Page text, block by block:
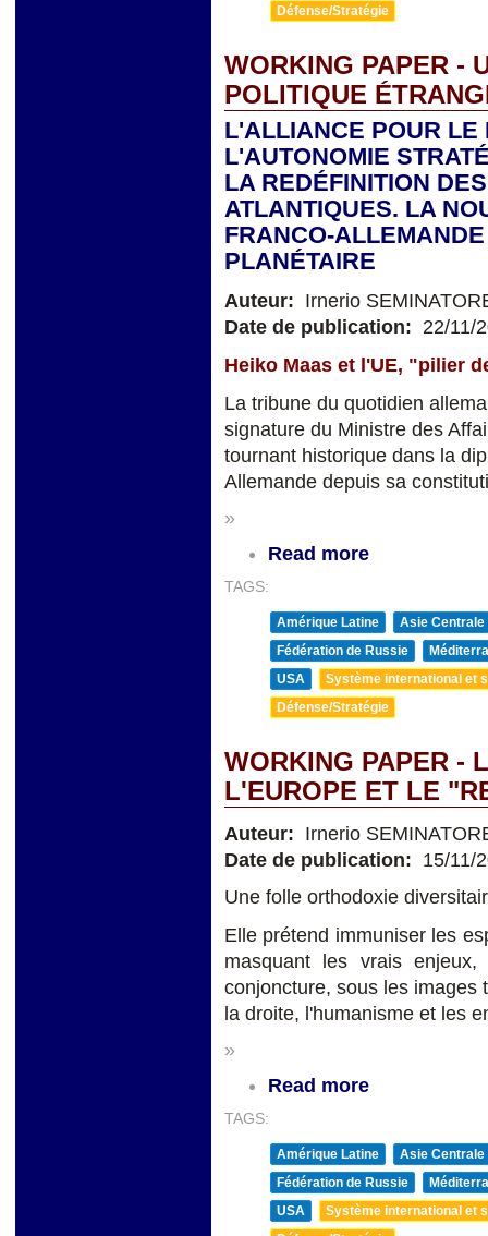
Défense/Stratégie
WORKING PAPER -
POLITIQUE
L'ALLIANCE POUR LE
L'AUTONOMIE
LA REDÉFINITION
ATLANTIQUES. LA
FRANCO-
PLANÉTAIRE
Auteur: Irnerio
Date de publication: 22/11/
Heiko Maas et l'UE, "pilier
La tribune du quotidien
signature du Ministre des
tournant historique dans la
Allemande depuis sa
»
Read more
TAGS:
Amérique Latine
Asie Centrale
Fédération de Russie
USA
Système international et
Défense/Stratégie
WORKING PAPER -
L'EUROPE ET LE
Auteur: Irnerio
Date de publication: 15/11/
Une folle orthodoxie
Elle prétend immuniser les
masquant les vrais
conjoncture, sous les images
la droite, l'humanisme et les
»
Read more
TAGS:
Amérique Latine
Asie Centrale
Fédération de Russie
USA
Système international et